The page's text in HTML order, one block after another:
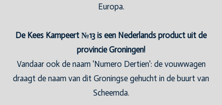
Europa.
De Kees Kampeert №13 is een Nederlands product uit de
provincie Groningen!
Vandaar ook de naam 'Numero Dertien': de vouwwagen
draagt de naam van dit Groningse gehucht in de buurt van
Scheemda.